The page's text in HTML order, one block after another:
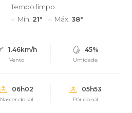
Tempo limpo
Mín. 21° Máx. 38°
1.46km/h
Vento
45%
Umidade
06h02
Nascer do sol
05h53
Pôr do sol